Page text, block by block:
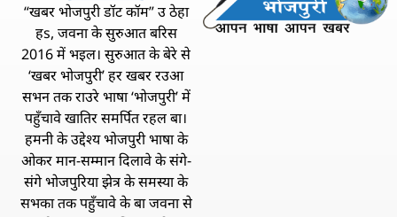
“खबर भोजपुरी डॉट कॉम” उ ठेहा
हs, जवना के सुरुआत बरिस
2016 में भइल। सुरुआत के बेरे से
‘खबर भोजपुरी’ हर खबर रउआ
सभन तक राउरे भाषा ‘भोजपुरी’ में
पहुँचावे खातिर समर्पित रहल बा।
हमनी के उद्देश्य भोजपुरी भाषा के
ओकर मान-सम्मान दिलावे के संगे-
संगे भोजपुरिया झेत्र के समस्या के
सभका तक पहुँचावे के बा जवना से